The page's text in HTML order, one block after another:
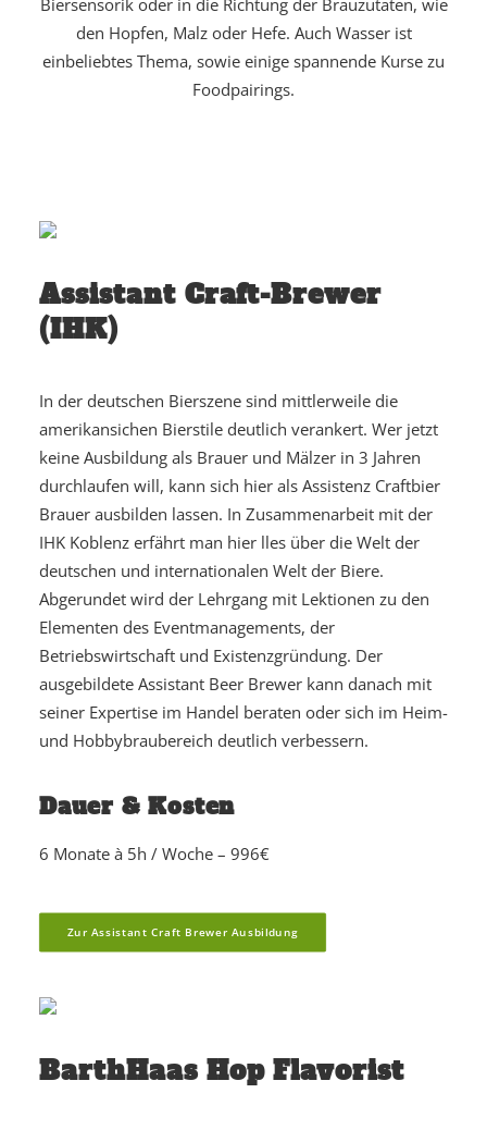
Biersensorik oder in die Richtung der Brauzutaten, wie
den Hopfen, Malz oder Hefe. Auch Wasser ist
einbeliebtes Thema, sowie einige spannende Kurse zu
Foodpairings.
Assistant Craft-Brewer
(IHK)
In der deutschen Bierszene sind mittlerweile die
amerikansichen Bierstile deutlich verankert. Wer jetzt
keine Ausbildung als Brauer und Mälzer in 3 Jahren
durchlaufen will, kann sich hier als Assistenz Craftbier
Brauer ausbilden lassen. In Zusammenarbeit mit der
IHK Koblenz erfährt man hier lles über die Welt der
deutschen und internationalen Welt der Biere.
Abgerundet wird der Lehrgang mit Lektionen zu den
Elementen des Eventmanagements, der
Betriebswirtschaft und Existenzgründung. Der
ausgebildete Assistant Beer Brewer kann danach mit
seiner Expertise im Handel beraten oder sich im Heim-
und Hobbybraubereich deutlich verbessern.
Dauer & Kosten
6 Monate à 5h / Woche – 996€
Zur Assistant Craft Brewer Ausbildung
BarthHaas Hop Flavorist